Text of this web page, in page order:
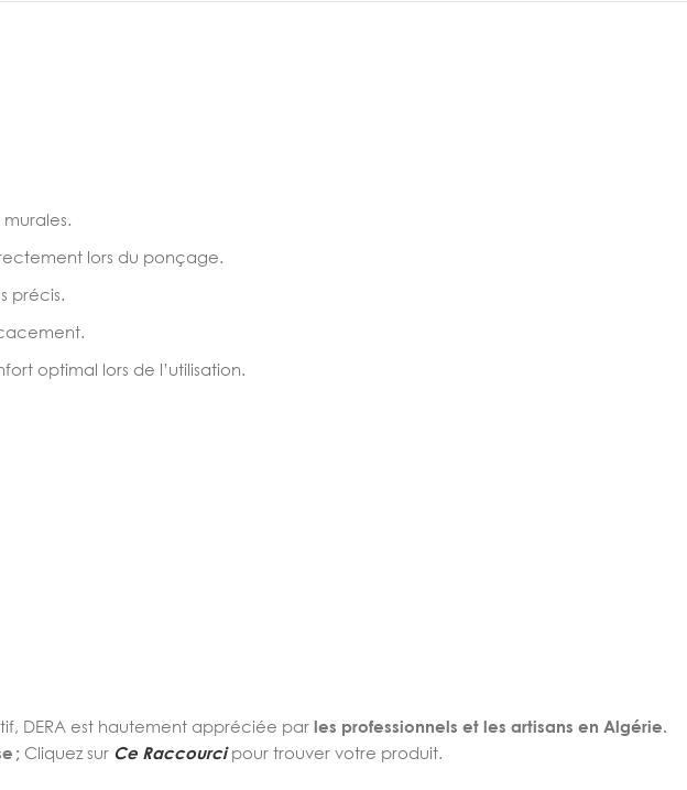
lors du ponçage.
précis.
optimal lors de l’utilisation.
DERA est hautement appréciée par les professionnels et les artisans en Algérie.
; Cliquez sur Ce Raccourcipour trouver votre produit.